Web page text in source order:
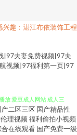
趣：湛江布依装饰工程
|97夫妻免费视频|97夫
视频|97福利第一页|97
性爱 欧美后入 欧美性爱
产二区三区 国产精品性
理视频 福利偷拍小视频
合在线观看 国产免费一级